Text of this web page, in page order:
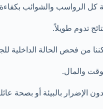
كل الرواسب والشوائب
تدوم طويلاً.
من فحص الحالة الداخلية
والمال.
الإضرار بالبيئة أو بصحة